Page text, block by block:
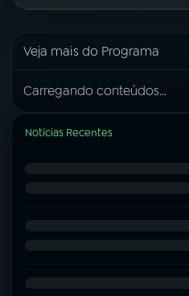
Veja mais do Programa
Carregando conteúdos...
Notícias Recentes